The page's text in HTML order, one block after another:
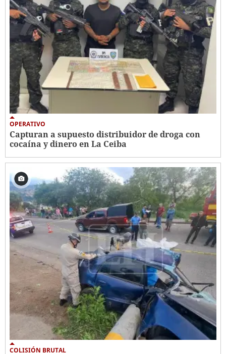
OPERATIVO
Capturan a supuesto distribuidor de droga con
cocaína y dinero en La Ceiba
COLISIÓN BRUTAL